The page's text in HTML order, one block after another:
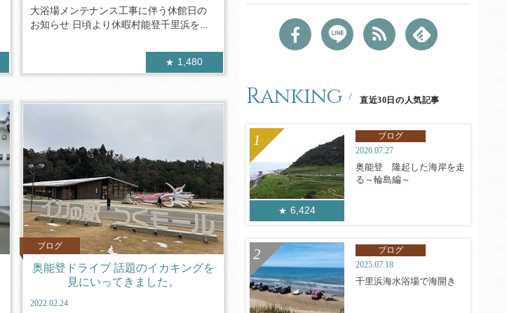
大浴場メンテナンス工事に伴う休館日の
お知らせ 日頃より休暇村能登千里浜を...
1,480
ブログ
奥能登ドライブ 話題のイカキングを
見にいってきました。
2022.02.24
Ranking 直近30日の人気記事
6,424
ブログ
2026.07.27
奥能登 隆起した海岸を走
る～輪島編～
ブログ
2025.07.18
千里浜海水浴場で海開き